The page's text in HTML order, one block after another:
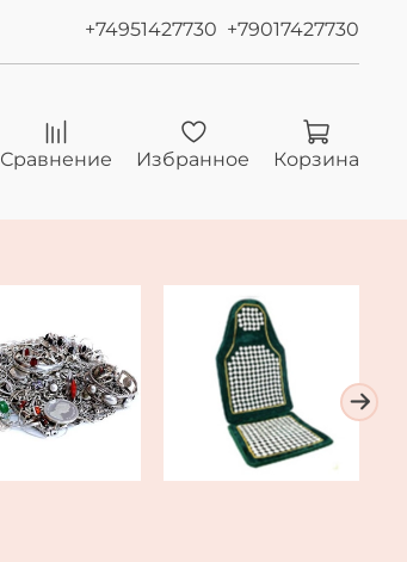
+74951427730 +79017427730
Сравнение Избранное Корзина